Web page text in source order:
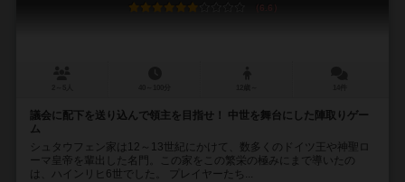
6.6
議会に配下を送り込んで領主を目指せ！ 中世を舞台にした陣取りゲー
ム
シュタウフェン家は12～13世紀にかけて、数多くのドイツ王や神聖ロ
ーマ皇帝を輩出した名門。この家をこの繁栄の極みにまで導いたの
は、ハインリヒ6世でした。 プレイヤーたち...